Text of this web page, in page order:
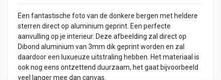
Een fantastische foto van de donkere bergen met heldere
sterren direct op aluminium geprint. Een perfecte
aanvulling op je interieur. Deze afbeelding zal direct op
Dibond aluminium van 3mm dik geprint worden en zal
daardoor een luxueuze uitstraling hebben. Het materiaal is
ook nog eens ontzettend duurzaam, het gaat bijvoorbeeld
veel langer mee dan canvas.